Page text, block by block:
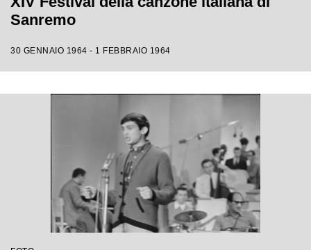
Sanremo
30 GENNAIO 1964 - 1 FEBBRAIO 1964